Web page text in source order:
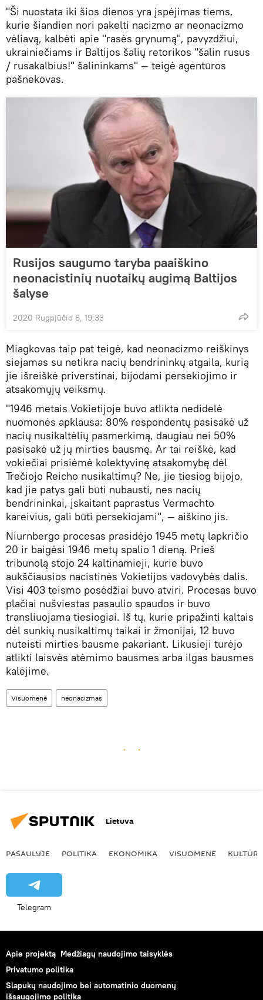
"Ši nuostata iki šios dienos yra įspėjimas tiems,
kurie šiandien nori pakelti nacizmo ar neonacizmo
vėliavą, kalbėti apie "rasės grynumą", pavyzdžiui,
ukrainiečiams ir Baltijos šalių retorikos "šalin rusus
/ rusakalbius!" šalininkams" — teigė agentūros
pašnekovas.
Rusijos saugumo taryba paaiškino
neonacistinių nuotaikų augimą Baltijos
šalyse
2020 Rugpjūčio 6, 19:33
Miagkovas taip pat teigė, kad neonacizmo reiškinys
siejamas su netikra nacių bendrininkų atgaila, kurią
jie išreiškė priverstinai, bijodami persekiojimo ir
atsakomųjų veiksmų.
"1946 metais ​​Vokietijoje buvo atlikta nedidelė
nuomonės apklausa: 80% respondentų pasisakė už
nacių nusikaltėlių pasmerkimą, daugiau nei 50%
pasisakė už jų mirties bausmę. Ar tai reiškė, kad
vokiečiai prisiėmė kolektyvinę atsakomybę dėl
Trečiojo Reicho nusikaltimų? Ne, jie tiesiog bijojo,
kad jie patys gali būti nubausti, nes nacių
bendrininkai, įskaitant paprastus Vermachto
kareivius, gali būti persekiojami", — aiškino jis.
Niurnbergo procesas prasidėjo 1945 metų lapkričio
20 ir baigėsi 1946 metų ​​spalio 1 dieną. Prieš
tribunolą stojo 24 kaltinamieji, kurie buvo
aukščiausios nacistinės Vokietijos vadovybės dalis.
Visi 403 teismo posėdžiai buvo atviri. Procesas buvo
plačiai nušviestas pasaulio spaudos ir buvo
transliuojama tiesiogiai. Iš tų, kurie pripažinti kaltais
dėl sunkių nusikaltimų taikai ir žmonijai, 12 buvo
nuteisti mirties bausme pakariant. Likusieji turėjo
atlikti laisvės atėmimo bausmes arba ilgas bausmes
kalėjime.
Visuomenė neonacizmas
Lietuva
PASAULYJE POLITIKA EKONOMIKA VISUOMENĖ KULTŪRA
Telegram
Apie projektą Medžiagų naudojimo taisyklės
Privatumo politika
Slapukų naudojimo bei automatinio duomenų
išsaugojimo politika